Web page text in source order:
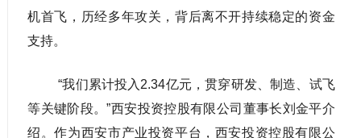
机首飞，历经多年攻关，背后离不开持续稳定的资金
支持。
“我们累计投入2.34亿元，贯穿研发、制造、试飞
等关键阶段。”西安投资控股有限公司董事长刘金平介
绍。作为西安市产业投资平台，西安投资控股有限公